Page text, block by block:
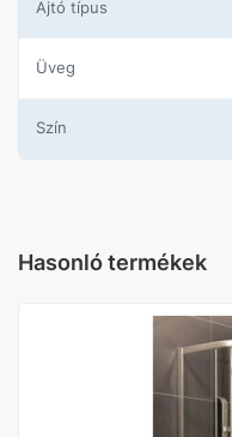
Ajtó típus
Üveg
Szín
Hasonló termékek